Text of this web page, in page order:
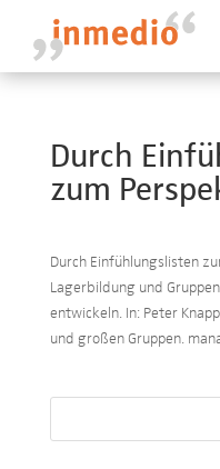
Durch
zum
Durch Einfühlungslisten
Lagerbildung und
entwickeln. In: Peter
und großen Gruppen.